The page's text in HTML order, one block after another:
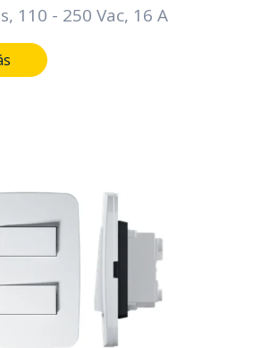
110 - 250 Vac, 16 A